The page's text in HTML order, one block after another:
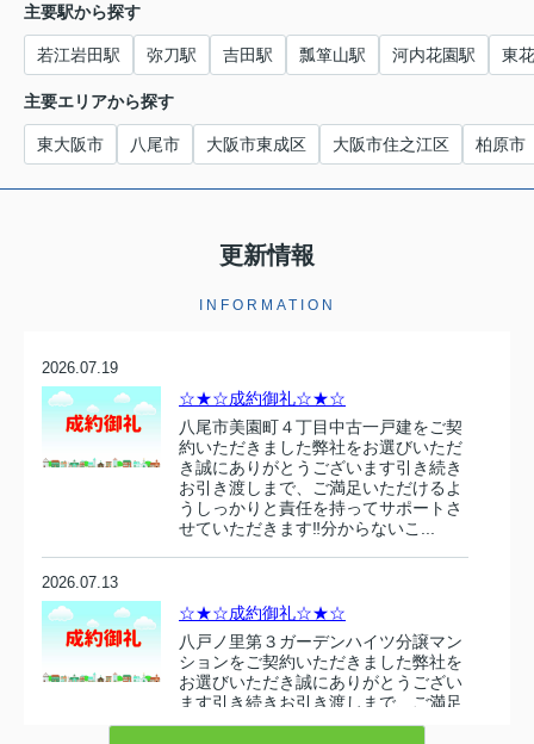
主要駅から探す
若江岩田駅 弥刀駅 吉田駅 瓢箪山駅 河内花園駅 東
主要エリアから探す
東大阪市 八尾市 大阪市東成区 大阪市住之江区 柏原市
更新情報
INFORMATION
2026.07.19
☆★☆成約御礼☆★☆
八尾市美園町４丁目中古一戸建をご契
約いただきました弊社をお選びいただ
き誠にありがとうございます引き続き
お引き渡しまで、ご満足いただけるよ
うしっかりと責任を持ってサポートさ
せていただきます‼分からないこ...
2026.07.13
☆★☆成約御礼☆★☆
八戸ノ里第３ガーデンハイツ分譲マン
ションをご契約いただきました弊社を
お選びいただき誠にありがとうござい
ます引き続きお引き渡しまで、ご満足
いただけるようしっかりと責任を持っ